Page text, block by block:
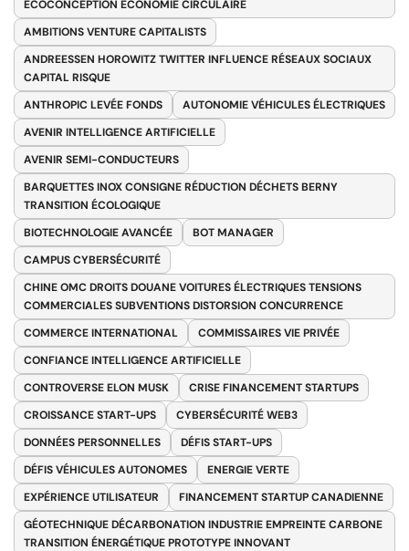
ÉCOCONCEPTION ÉCONOMIE CIRCULAIRE
AMBITIONS VENTURE CAPITALISTS
ANDREESSEN HOROWITZ TWITTER INFLUENCE RÉSEAUX SOCIAUX
CAPITAL RISQUE
ANTHROPIC LEVÉE FONDS
AUTONOMIE VÉHICULES ÉLECTRIQUES
AVENIR INTELLIGENCE ARTIFICIELLE
AVENIR SEMI-CONDUCTEURS
BARQUETTES INOX CONSIGNE RÉDUCTION DÉCHETS BERNY
TRANSITION ÉCOLOGIQUE
BIOTECHNOLOGIE AVANCÉE
BOT MANAGER
CAMPUS CYBERSÉCURITÉ
CHINE OMC DROITS DOUANE VOITURES ÉLECTRIQUES TENSIONS
COMMERCIALES SUBVENTIONS DISTORSION CONCURRENCE
COMMERCE INTERNATIONAL
COMMISSAIRES VIE PRIVÉE
CONFIANCE INTELLIGENCE ARTIFICIELLE
CONTROVERSE ELON MUSK
CRISE FINANCEMENT STARTUPS
CROISSANCE START-UPS
CYBERSÉCURITÉ WEB3
DONNÉES PERSONNELLES
DÉFIS START-UPS
DÉFIS VÉHICULES AUTONOMES
ENERGIE VERTE
EXPÉRIENCE UTILISATEUR
FINANCEMENT STARTUP CANADIENNE
GÉOTECHNIQUE DÉCARBONATION INDUSTRIE EMPREINTE CARBONE
TRANSITION ÉNERGÉTIQUE PROTOTYPE INNOVANT